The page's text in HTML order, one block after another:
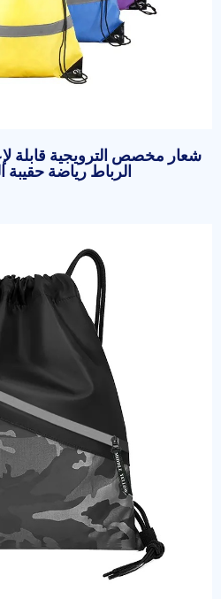
شعار مخصص الترويجية قابلة
الرباط رياضة حقيبة